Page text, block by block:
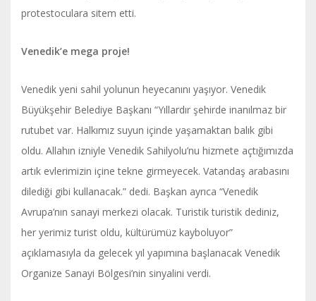
protestoculara sitem etti.
Venedik’e mega proje!
Venedik yeni sahil yolunun heyecanını yaşıyor. Venedik
Büyükşehir Belediye Başkanı “Yıllardır şehirde inanılmaz bir
rutubet var. Halkımız suyun içinde yaşamaktan balık gibi
oldu. Allahın izniyle Venedik Sahilyolu’nu hizmete açtığımızda
artık evlerimizin içine tekne girmeyecek. Vatandaş arabasını
dilediği gibi kullanacak.” dedi. Başkan ayrıca “Venedik
Avrupa’nın sanayi merkezi olacak. Turistik turistik dediniz,
her yerimiz turist oldu, kültürümüz kayboluyor”
açıklamasıyla da gelecek yıl yapımına başlanacak Venedik
Organize Sanayi Bölgesi’nin sinyalini verdi.